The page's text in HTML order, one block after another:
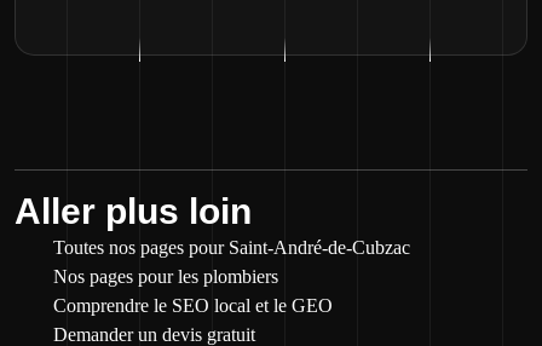
Aller plus loin
Toutes nos pages pour Saint-André-de-Cubzac
Nos pages pour les plombiers
Comprendre le SEO local et le GEO
Demander un devis gratuit